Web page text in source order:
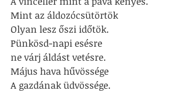
Mint az áldozócsütörtök
Olyan lesz őszi időtök.
Pünkösd-napi esésre
ne várj áldást vetésre.
Május hava hűvössége
A gazdának üdvössége.